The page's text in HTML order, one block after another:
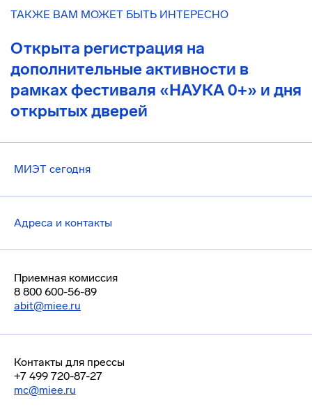
ТАКЖЕ ВАМ МОЖЕТ БЫТЬ ИНТЕРЕСНО
Открыта регистрация на
дополнительные активности в
рамках фестиваля «НАУКА 0+» и дня
открытых дверей
МИЭТ сегодня
Адреса и контакты
Приемная комиссия
8 800 600-56-89
abit@miee.ru
Контакты для прессы
+7 499 720-87-27
mc@miee.ru